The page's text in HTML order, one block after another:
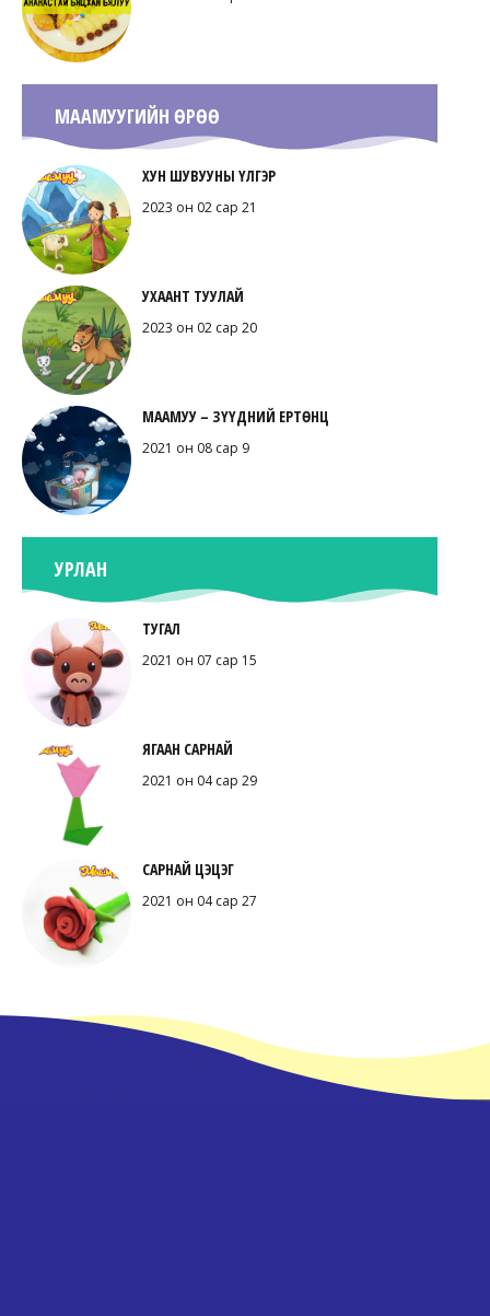
МААМУУГИЙН ӨРӨӨ
ХУН ШУВУУНЫ ҮЛГЭР
2023 он 02 сар 21
УХААНТ ТУУЛАЙ
2023 он 02 сар 20
МААМУУ – ЗҮҮДНИЙ ЕРТӨНЦ
2021 он 08 сар 9
УРЛАН
ТУГАЛ
2021 он 07 сар 15
ЯГААН САРНАЙ
2021 он 04 сар 29
САРНАЙ ЦЭЦЭГ
2021 он 04 сар 27